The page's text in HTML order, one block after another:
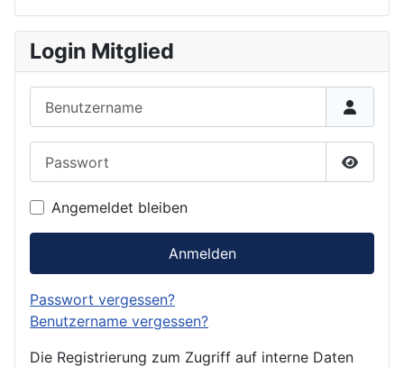
Login Mitglied
Angemeldet bleiben
Anmelden
Passwort vergessen?
Benutzername vergessen?
Die Registrierung zum Zugriff auf interne Daten